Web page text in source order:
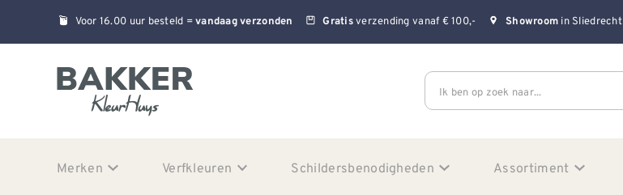
Voor 16.00 uur besteld =vandaag verzonden Gratisverzending vanaf € 100,- Showroom in Sliedrecht
Ik ben op zoek naar...
Merken Verfkleuren Schildersbenodigheden Assortiment